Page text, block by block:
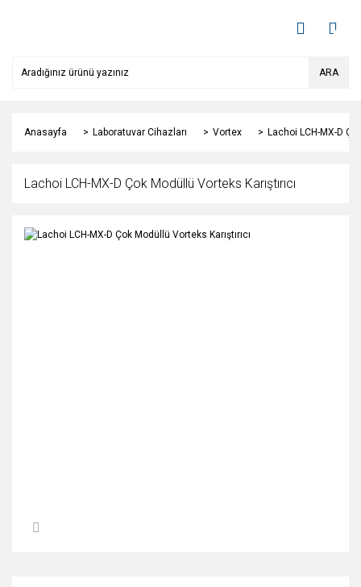
ARA
Anasayfa Laboratuvar Cihazları Vortex Lachoi LCH-MX-D
Lachoi LCH-MX-D Çok Modüllü Vorteks Karıştırıcı